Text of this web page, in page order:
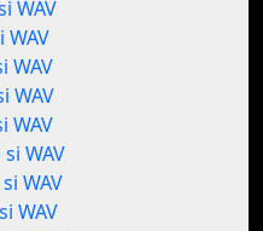
WAV
WAV
WAV
WAV
WAV
WAV
WAV
WAV